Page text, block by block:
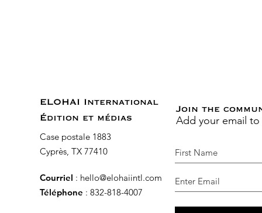
ELOHAI International
Édition et médias
Case postale 1883
Cyprès, TX 77410
Courriel : hello@elohaiintl.com
Téléphone : 832-818-4007
Join the
Add your email